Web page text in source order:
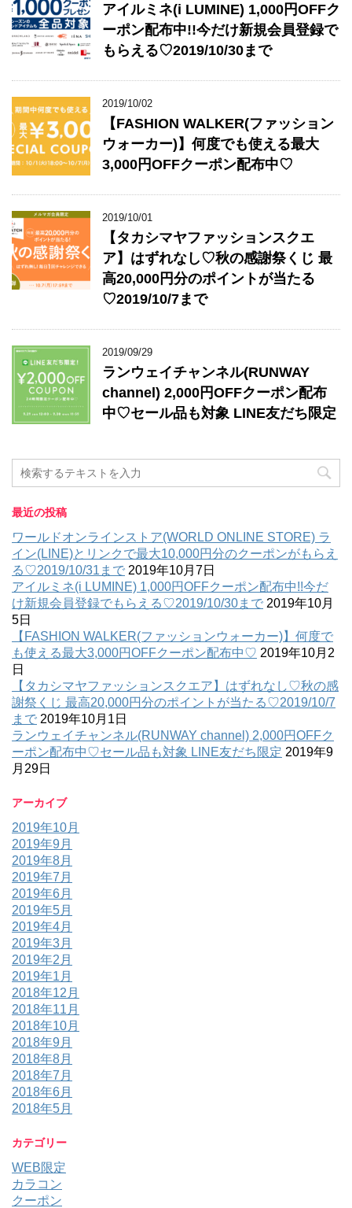
アイルミネ(i LUMINE) 1,000円OFFク
ーポン配布中!!今だけ新規会員登録で
もらえる♡2019/10/30まで
2019/10/02
【FASHION WALKER(ファッション
ウォーカー)】何度でも使える最大
3,000円OFFクーポン配布中♡
2019/10/01
【タカシマヤファッションスクエ
ア】はずれなし♡秋の感謝祭くじ 最
高20,000円分のポイントが当たる
♡2019/10/7まで
2019/09/29
ランウェイチャンネル(RUNWAY
channel) 2,000円OFFクーポン配布
中♡セール品も対象 LINE友だち限定
最近の投稿
ワールドオンラインストア(WORLD ONLINE STORE) ラ
イン(LINE)とリンクで最大10,000円分のクーポンがもらえ
る♡2019/10/31まで 2019年10月7日
アイルミネ(i LUMINE) 1,000円OFFクーポン配布中!!今だ
け新規会員登録でもらえる♡2019/10/30まで 2019年10月
5日
【FASHION WALKER(ファッションウォーカー)】何度で
も使える最大3,000円OFFクーポン配布中♡ 2019年10月2
日
【タカシマヤファッションスクエア】はずれなし♡秋の感
謝祭くじ 最高20,000円分のポイントが当たる♡2019/10/7
まで 2019年10月1日
ランウェイチャンネル(RUNWAY channel) 2,000円OFFク
ーポン配布中♡セール品も対象 LINE友だち限定 2019年9
月29日
アーカイブ
2019年10月
2019年9月
2019年8月
2019年7月
2019年6月
2019年5月
2019年4月
2019年3月
2019年2月
2019年1月
2018年12月
2018年11月
2018年10月
2018年9月
2018年8月
2018年7月
2018年6月
2018年5月
カテゴリー
WEB限定
カラコン
クーポン